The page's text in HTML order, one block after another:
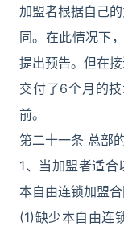
加盟者根据自己
同。在此情况下
提出预告。但在
交付了6个月的
前。
第二十一条 总部
1、当加盟者适
本自由连锁加盟合
(1)缺少本自由连